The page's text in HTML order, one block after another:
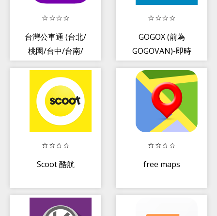
台灣公車通 (台北/
桃園/台中/台南/
運)
GOGOX (前為
GOGOVAN)-即時
Scoot 酷航 free maps